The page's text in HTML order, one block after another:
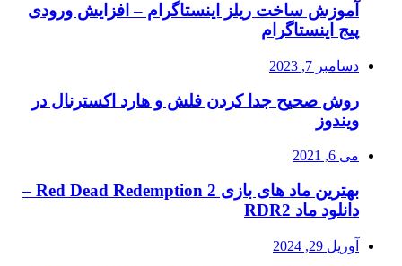
آموزش ساخت ریلز اینستاگرام – افزایش ورودی
پیج اینستاگرام
دسامبر 7, 2023
روش صحیح جدا کردن فلش و هارد اکسترنال در
ویندوز
می 6, 2021
بهترین ماد های بازی Red Dead Redemption 2 –
دانلود ماد RDR2
آوریل 29, 2024